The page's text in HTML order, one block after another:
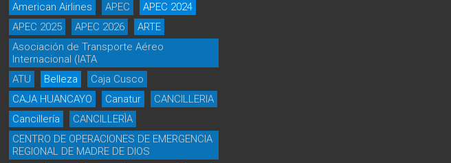
American Airlines
APEC
APEC 2024
APEC 2025
APEC 2026
ARTE
Asociación de Transporte Aéreo
Internacional (IATA
ATU
Belleza
Caja Cusco
CAJA HUANCAYO
Canatur
CANCILLERIA
Cancillería
CANCILLERÌA
CENTRO DE OPERACIONES DE EMERGENCIA
REGIONAL DE MADRE DE DIOS